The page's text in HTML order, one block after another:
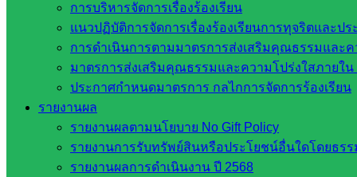
การบริหารจัดการเรื่องร้องเรียน
แนวปฏิบัติการจัดการเรื่องร้องเรียนการทุจริตและป
การดำเนินการตามมาตรการส่งเสริมคุณธรรมและ
มาตรการส่งเสริมคุณธรรมและความโปร่งใสภายใน
ประกาศกำหนดมาตรการ กลไกการจัดการร้องเรียน
รายงานผล
รายงานผลตามนโยบาย No Gift Policy
รายงานการรับทรัพย์สินหรือประโยชน์อื่นใดโดยธรร
รายงานผลการดำเนินงาน ปี 2568
การ
อุดมศึกษา
สำนักงาน
เลขาธิการ
สภาการ
ศึกษา
สำนักงาน
คณะ
กรรมการ